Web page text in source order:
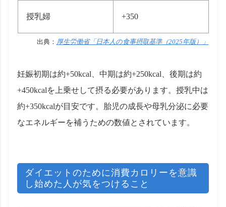
授乳婦 +350
出典： 厚生労働省「日本人の食事摂取基準（2025年版）」
妊娠初期は約+50kcal、中期は約+250kcal、後期は約
+450kcalを上乗せして摂る必要があります。授乳中は
約+350kcalが目安です。胎児の成長や母乳分泌に必要
なエネルギーを補うための数値とされています。
ダイエットのために消費カロリーを意識
し始めた人が気をつけること